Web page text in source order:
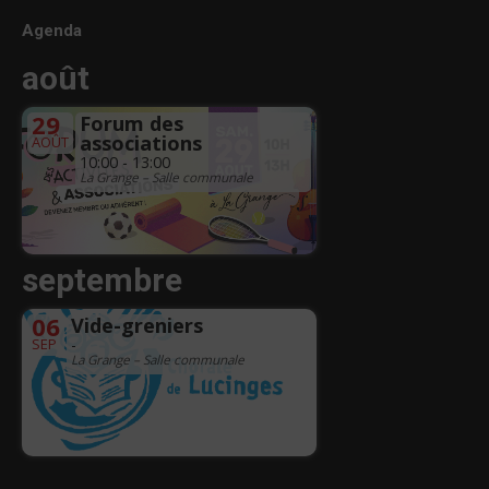
Agenda
août
29
AOÛT
Forum des
associations
10:00 - 13:00
La Grange – Salle communale
septembre
06
SEP
Vide-greniers
-
La Grange – Salle communale